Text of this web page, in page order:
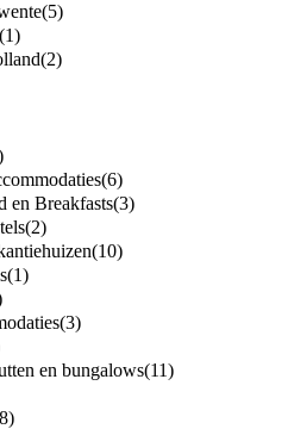
(5)
(1)
(2)
(6)
en Breakfasts(3)
(2)
(10)
(1)
(3)
en bungalows(11)